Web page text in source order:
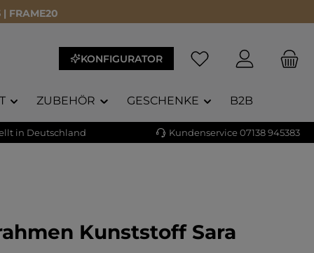
| FRAME20
KONFIGURATOR
ZUBEHÖR GESCHENKE B2B
in Deutschland Kundenservice 07138 945383
Kunststoff Sara